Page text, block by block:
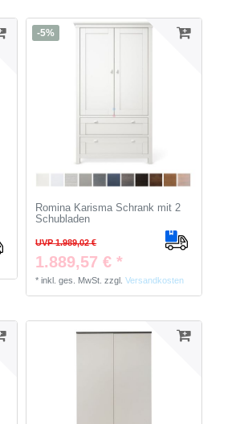
-5%
Romina Karisma Schrank mit 2
Schubladen
UVP 1.989,02 €
1.889,57 € *
*inkl. ges. MwSt. zzgl.Versandkosten